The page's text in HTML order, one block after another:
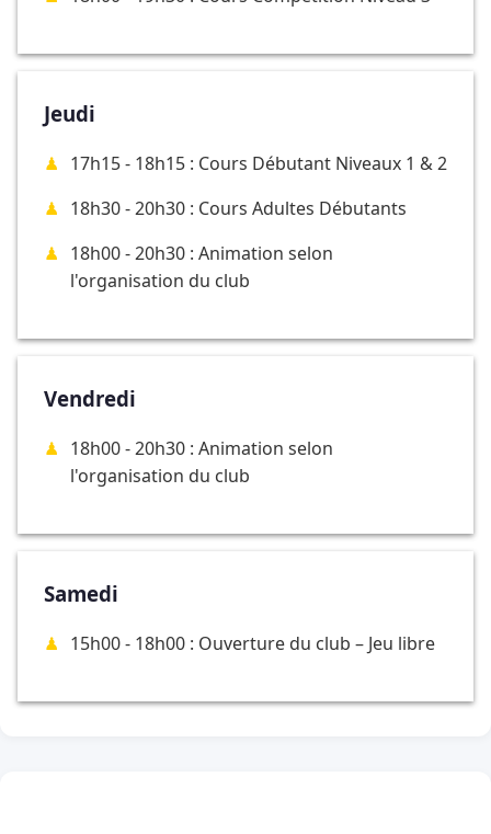
Jeudi
17h15 - 18h15 : Cours Débutant Niveaux 1 & 2
18h30 - 20h30 : Cours Adultes Débutants
18h00 - 20h30 : Animation selon
l'organisation du club
Vendredi
18h00 - 20h30 : Animation selon
l'organisation du club
Samedi
15h00 - 18h00 : Ouverture du club – Jeu libre